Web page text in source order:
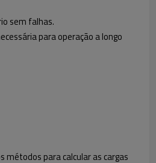
sem falhas.
para operação a longo
para calcular as cargas